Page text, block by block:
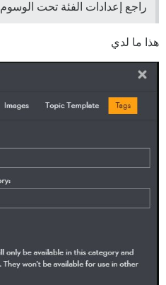
راجع إعدادات الفئة تحت الوسوم
هذا ما لدي